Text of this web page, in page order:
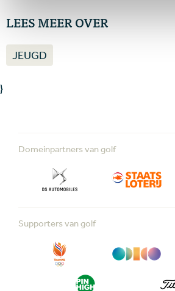
LEES MEER OVER
JEUGD
}
Domeinpartners van golf
Supporters van golf